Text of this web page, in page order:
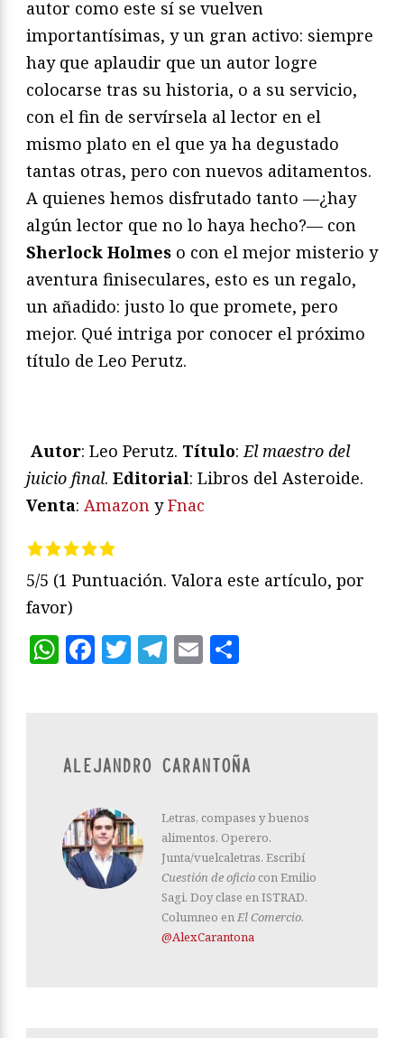
autor como este sí se vuelven
importantísimas, y un gran activo: siempre
hay que aplaudir que un autor logre
colocarse tras su historia, o a su servicio,
con el fin de servírsela al lector en el
mismo plato en el que ya ha degustado
tantas otras, pero con nuevos aditamentos.
A quienes hemos disfrutado tanto —¿hay
algún lector que no lo haya hecho?— con
Sherlock Holmes o con el mejor misterio y
aventura finiseculares, esto es un regalo,
un añadido: justo lo que promete, pero
mejor. Qué intriga por conocer el próximo
título de Leo Perutz.
Autor: Leo Perutz. Título:El maestro del
juicio final. Editorial: Libros del Asteroide.
Venta: Amazon yFnac
5/5 (1 Puntuación. Valora este artículo, por
favor)
WhatsApp
Facebook
Twitter
Telegram
Email
ALEJANDRO CARANTOÑA
Letras, compases y buenos
alimentos. Operero.
Junta/vuelcaletras. Escribí
Cuestión de oficio con Emilio
Sagi. Doy clase en ISTRAD.
Columneo enEl Comercio.
@AlexCarantona